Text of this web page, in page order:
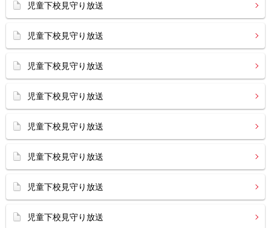
児童下校見守り放送
児童下校見守り放送
児童下校見守り放送
児童下校見守り放送
児童下校見守り放送
児童下校見守り放送
児童下校見守り放送
児童下校見守り放送